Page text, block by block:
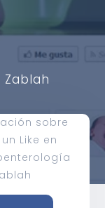
Zablah
sobre
Like en